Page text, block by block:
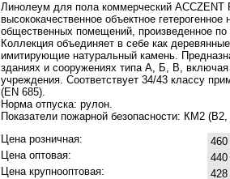
Линолеум для пола коммерческий ACCZENT
высококачественное объектное
общественных помещений, произведенное по
Коллекция объединяет в себе как
имитирующие натуральный камень.
зданиях и сооружениях типа А, Б, В,
учреждения. Соответствует 34/43 классу
(EN 685).
Норма отпуска: рулон.
Показатели пожарной безопасности: КМ2
Цена розничная:
460
Цена оптовая:
440
Цена крупнооптовая:
428